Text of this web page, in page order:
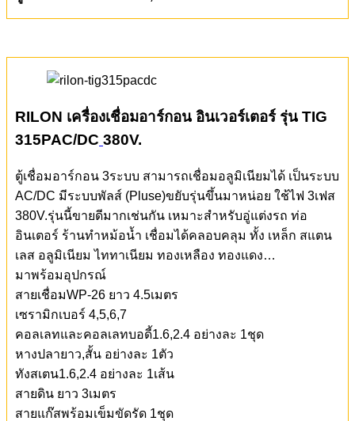
RILON เครื่องเชื่อมอาร์กอน อินเวอร์เตอร์ รุ่น TIG
315PAC/DC 380V.
ตู้เชื่อมอาร์กอน 3ระบบ สามารถเชื่อมอลูมิเนียมได้ เป็นระบบ
AC/DC มีระบบพัลส์ (Pluse)ขยับรุ่นขึ้นมาหน่อย ใช้ไฟ 3เฟส
380V.รุ่นนี้ขายดีมากเช่นกัน เหมาะสำหรับอู่แต่งรถ ท่อ
อินเตอร์ ร้านทำหม้อน้ำ เชื่อมได้คลอบคลุม ทั้ง เหล็ก สแตน
เลส อลูมิเนียม ไททาเนียม ทองเหลือง ทองแดง…
มาพร้อมอุปกรณ์
สายเชื่อมWP-26 ยาว 4.5เมตร
เซรามิกเบอร์ 4,5,6,7
คอลเลทและคอลเลทบอดี้1.6,2.4 อย่างละ 1ชุด
หางปลายาว,สั้น อย่างละ 1ตัว
ทังสเตน1.6,2.4 อย่างละ 1เส้น
สายดิน ยาว 3เมตร
สายแก๊สพร้อมเข็มขัดรัด 1ชุด